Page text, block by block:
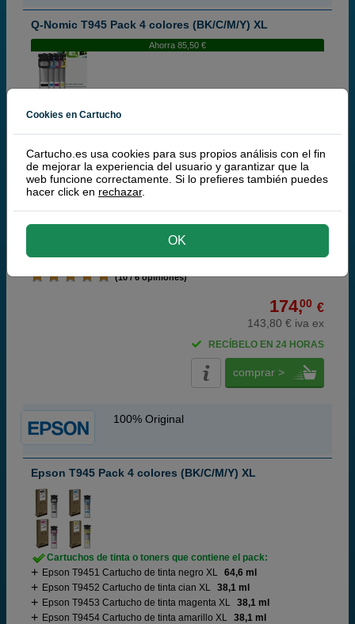
Q-Nomic T945 Pack 4 colores (BK/C/M/Y) XL
Ahorra 85,50 €
Cartuchos de tinta o toners que contiene el pack:
Q-Nomic T9453 cartucho de tinta magenta XL
66 ml
Q-Nomic T9454 cartucho de tinta amarillo XL 66 ml
Pack ahorro
(10 / 6 opiniones)
174,00 €
143,80 € iva ex
RECÍBELO EN 24 HORAS
comprar >
100% Original
Epson T945 Pack 4 colores (BK/C/M/Y) XL
Cartuchos de tinta o toners que contiene el pack:
Epson T9451 Cartucho de tinta negro XL 64,6 ml
Epson T9452 Cartucho de tinta cian XL 38,1 ml
Epson T9453 Cartucho de tinta magenta XL 38,1 ml
Epson T9454 Cartucho de tinta amarillo XL 38,1 ml
Cookies en Cartucho
Cartucho.es usa cookies para sus propios análisis con el fin
de mejorar la experiencia del usuario y garantizar que la
web funcione correctamente. Si lo prefieres también puedes
hacer click en rechazar.
OK